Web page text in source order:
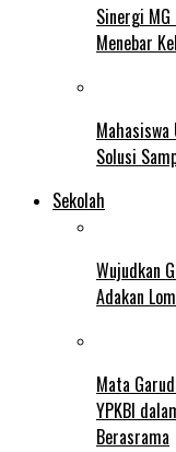
Sinergi MG
Menebar
Mahasiswa
Solusi
Sekolah
Wujudkan
Adakan
Mata
YPKBI
Berasrama